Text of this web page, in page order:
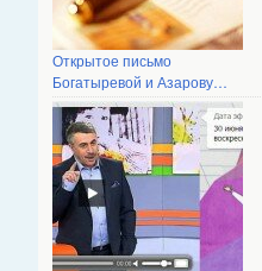
Открытое письмо
Богатыревой и Азарову…